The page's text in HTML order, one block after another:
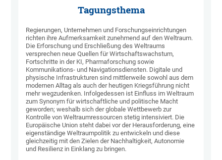
Tagungsthema
Regierungen, Unternehmen und Forschungseinrichtungen
richten ihre Aufmerksamkeit zunehmend auf den Weltraum.
Die Erforschung und Erschließung des Weltraums
versprechen neue Quellen für Wirtschaftswachstum,
Fortschritte in der KI, Pharmaforschung sowie
Kommunikations- und Navigationsdiensten. Digitale und
physische Infrastrukturen sind mittlerweile sowohl aus dem
modernen Alltag als auch der heutigen Kriegsführung nicht
mehr wegzudenken. Infolgedessen ist Einfluss im Weltraum
zum Synonym für wirtschaftliche und politische Macht
geworden; weshalb sich der globale Wettbewerb zur
Kontrolle von Weltraumressourcen stetig intensiviert. Die
Europäische Union steht dabei vor der Herausforderung, eine
eigenständige Weltraumpolitik zu entwickeln und diese
gleichzeitig mit den Zielen der Nachhaltigkeit, Autonomie
und Resilienz in Einklang zu bringen.